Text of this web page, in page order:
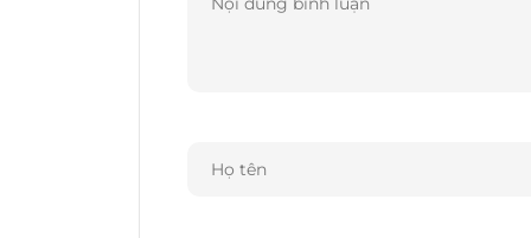
biến hiện nay. Tất cả chân cắm đều được
thanh khi sử dụng với các thiết bị DAP và